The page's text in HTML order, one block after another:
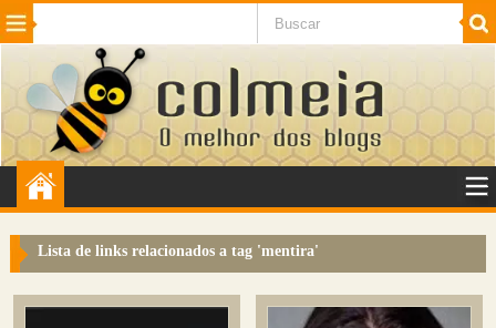
Beleza Cinema e TV
Internet Jogos NotÃ­cias SaÃºde
VeÃ­culos Adulto
Sugerir Link
Lista de links relacionados a tag 'mentira'